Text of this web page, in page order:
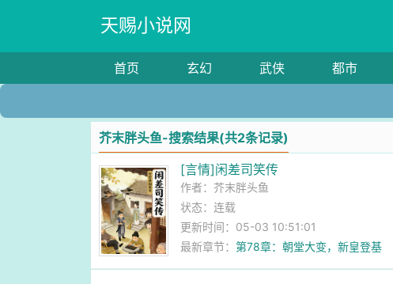
天赐小说网
首页 玄幻 武侠 都市
芥末胖头鱼-搜索结果(共2条记录)
[言情]闲差司笑传
作者： 芥末胖头鱼
状态：连载
更新时间：05-03 10:51:01
最新章节：第78章：朝堂大变，新皇登基